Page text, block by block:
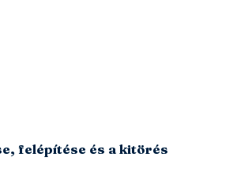
felépítése és a kitörés